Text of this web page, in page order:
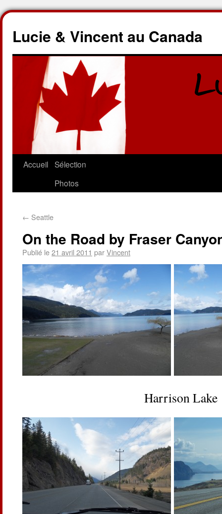
Lucie & Vincent au Canada
Accueil Sélection
Photos
← Seattle
On the Road by Fraser
Publié le21 avril 2011 parVincent
Harrison Lake